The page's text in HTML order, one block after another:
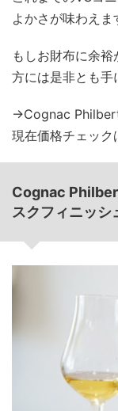
よかさが味わえま
もしお財布に余
方には是非とも手
→Cognac
現在価格チェック
Cognac
スクフィニッシ